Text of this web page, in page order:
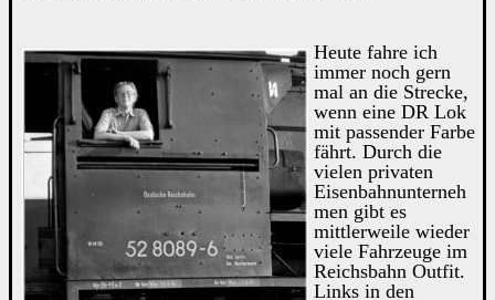
Heute fahre ich
immer noch gern
mal an die Strecke,
wenn eine DR Lok
mit passender Farbe
fährt. Durch die
vielen privaten
Eisenbahnunterneh
men gibt es
mittlerweile wieder
viele Fahrzeuge im
Reichsbahn Outfit.
Links in den